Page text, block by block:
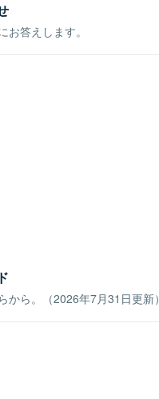
答えします。
ら。（2026年7月31日更新）